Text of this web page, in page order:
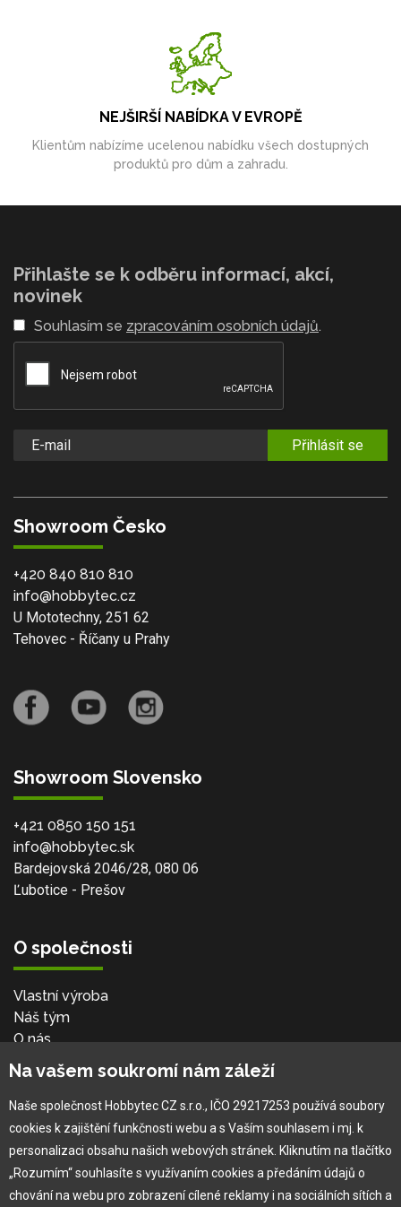
NEJŠIRŠÍ NABÍDKA V EVROPĚ
Klientům nabízíme ucelenou nabídku všech dostupných
produktů pro dům a zahradu.
Přihlašte se k odběru informací, akcí,
novinek
Souhlasím se zpracováním osobních údajů.
Přihlásit se
Showroom Česko
+420 840 810 810
info@hobbytec.cz
U Mototechny, 251 62
Tehovec - Říčany u Prahy
Showroom Slovensko
+421 0850 150 151
info@hobbytec.sk
Bardejovská 2046/28, 080 06
Ľubotice - Prešov
O společnosti
Vlastní výroba
Náš tým
O nás
Pro zákazníka
Obchodní podmínky
Věrnostní program
Jak na reklamaci
Na vašem soukromí nám záleží
Naše společnost Hobbytec CZ s.r.o., IČO 29217253 používá soubory
cookies k zajištění funkčnosti webu a s Vaším souhlasem i mj. k
personalizaci obsahu našich webových stránek. Kliknutím na tlačítko
„Rozumím“ souhlasíte s využívaním cookies a předáním údajů o
chování na webu pro zobrazení cílené reklamy i na sociálních sítích a